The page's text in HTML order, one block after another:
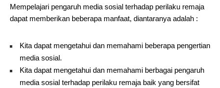
Mempelajari pengaruh media sosial terhadap perilaku remaja
dapat memberikan beberapa manfaat, diantaranya adalah :
Kita dapat mengetahui dan memahami beberapa pengertian
media sosial.
Kita dapat mengetahui dan memahami berbagai pengaruh
media sosial terhadap perilaku remaja baik yang bersifat